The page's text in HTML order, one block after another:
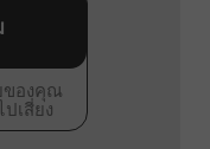
ของคุณ
เสี่ยง